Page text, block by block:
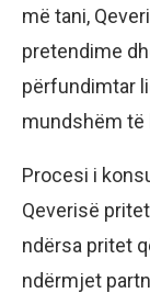
më tani,
pretendime
përfundimtar
mundshëm të
Procesi i
Qeverisë
ndërsa pritet
ndërmjet